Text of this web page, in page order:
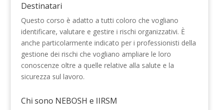
Destinatari
Questo corso è adatto a tutti coloro che vogliano
identificare, valutare e gestire i rischi organizzativi. È
anche particolarmente indicato per i professionisti della
gestione dei rischi che vogliano ampliare le loro
conoscenze oltre a quelle relative alla salute e la
sicurezza sul lavoro.
Chi sono NEBOSH e IIRSM